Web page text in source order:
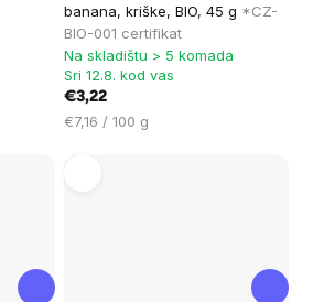
banana, kriške, BIO, 45 g *CZ-
BIO-001 certifikat
Na skladištu > 5 komada
Sri 12.8. kod vas
€3,22
Cijena
€7,16 / 100 g